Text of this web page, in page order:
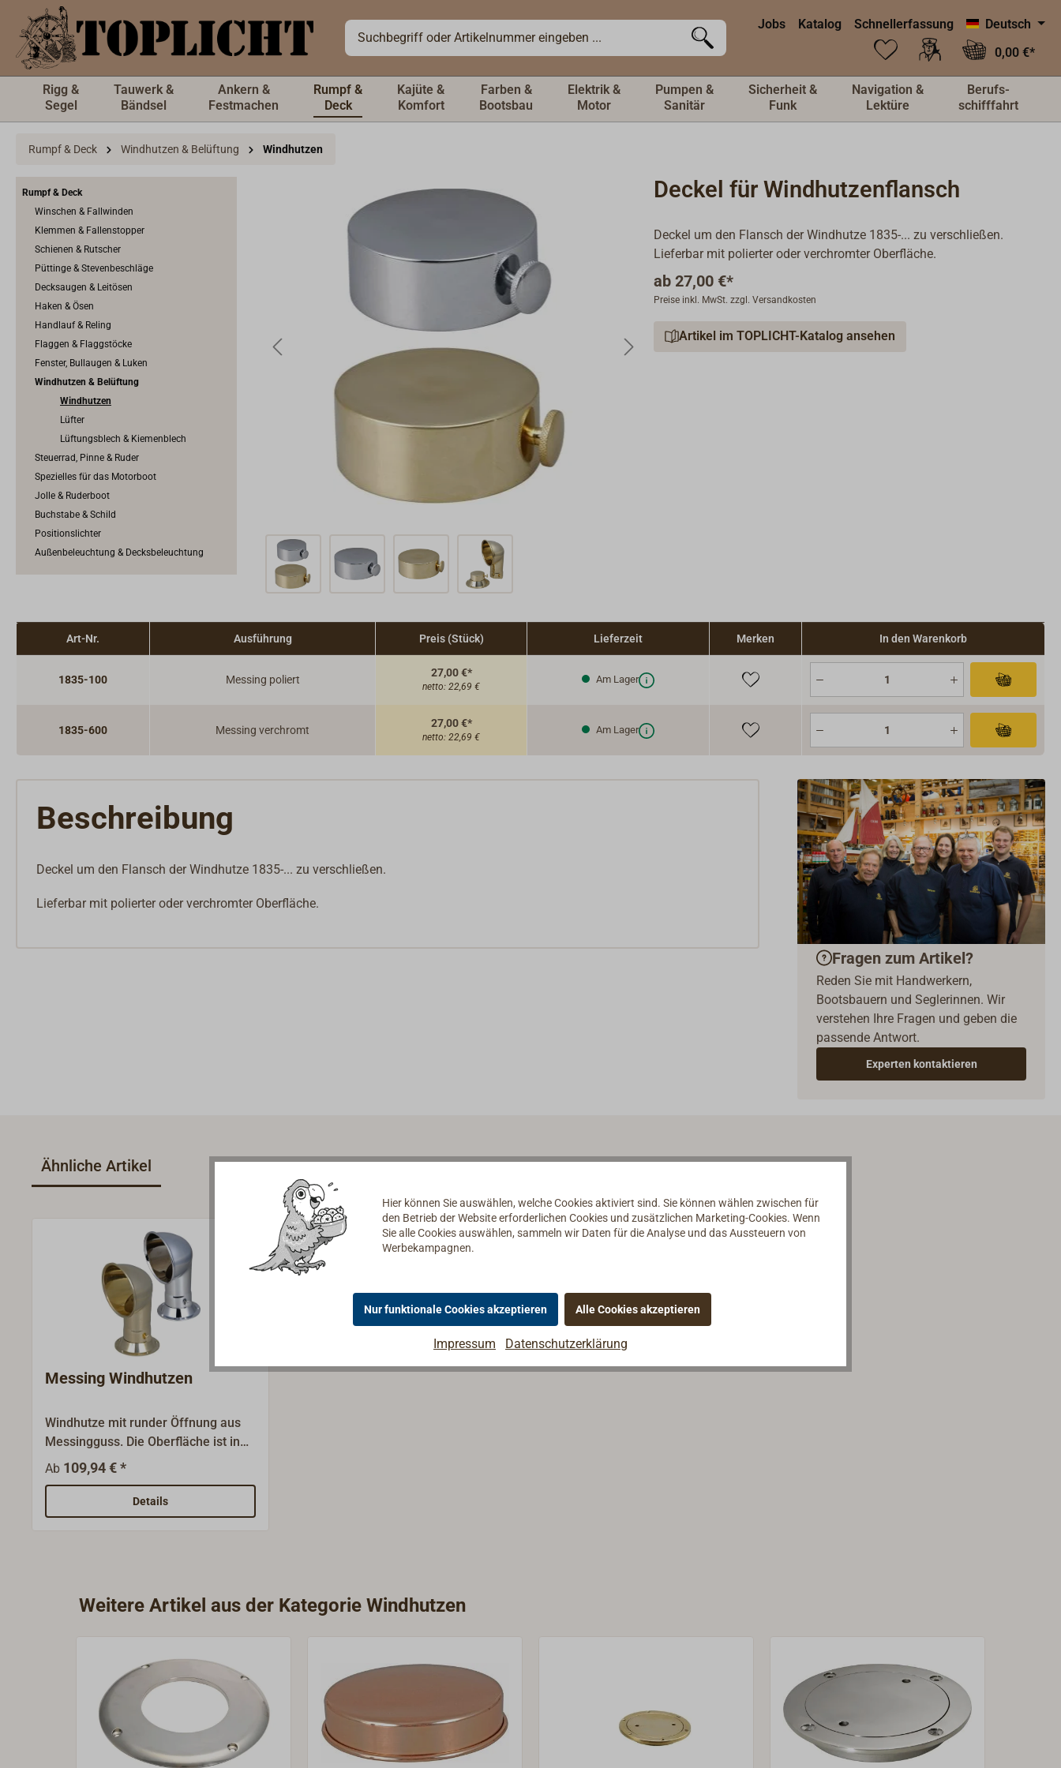
springen Jobs Katalog Schnellerfassung
Deutsch
0,00 €*
Rigg &
Segel
Tauwerk &
Bändsel
Ankern &
Festmachen
Rumpf &
Deck
Kajüte &
Komfort
Farben &
Bootsbau
Elektrik &
Motor
Pumpen &
Sanitär
Sicherheit &
Funk
Navigation &
Lektüre
Berufs-
schifffahrt
Rumpf & Deck Windhutzen & Belüftung Windhutzen
Rumpf & Deck
Winschen & Fallwinden
Klemmen & Fallenstopper
Schienen & Rutscher
Püttinge & Stevenbeschläge
Decksaugen & Leitösen
Haken & Ösen
Handlauf & Reling
Flaggen & Flaggstöcke
Fenster, Bullaugen & Luken
Windhutzen & Belüftung
Windhutzen
Lüfter
Lüftungsblech & Kiemenblech
Steuerrad, Pinne & Ruder
Spezielles für das Motorboot
Jolle & Ruderboot
Buchstabe & Schild
Positionslichter
Außenbeleuchtung & Decksbeleuchtung
Deckel für Windhutzenflansch
Deckel um den Flansch der Windhutze 1835-... zu verschließen.
Lieferbar mit polierter oder verchromter Oberfläche.
ab 27,00 €*
Preise inkl. MwSt. zzgl. Versandkosten
Artikel im TOPLICHT-Katalog ansehen
Art-Nr. Ausführung Preis (Stück) Lieferzeit Merken In den Warenkorb
1835-100 Messing poliert
27,00 €*
netto: 22,69 €
Am Lager
1835-600 Messing verchromt
27,00 €*
netto: 22,69 €
Am Lager
Beschreibung
Deckel um den Flansch der Windhutze 1835-... zu verschließen.
Lieferbar mit polierter oder verchromter Oberfläche.
Fragen zum Artikel?
Reden Sie mit Handwerkern,
Bootsbauern und Seglerinnen. Wir
verstehen Ihre Fragen und geben die
passende Antwort.
Experten kontaktieren
Ähnliche Artikel
Messing Windhutzen
Windhutze mit runder Öffnung aus
Messingguss. Die Oberfläche ist in
Messing poliert oder verchromt
lieferbar.Die Windhutze wird auf den
Decksflansch aufgesetzt und mit
einer Rändelschaube gesichert. Der
Ab 109,94 € *
Details
Weitere Artikel aus der Kategorie Windhutzen
Hier können Sie auswählen, welche Cookies aktiviert sind. Sie können wählen zwischen für
den Betrieb der Website erforderlichen Cookies und zusätzlichen Marketing-Cookies. Wenn
Sie alle Cookies auswählen, sammeln wir Daten für die Analyse und das Aussteuern von
Werbekampagnen.
Nur funktionale Cookies akzeptieren Alle Cookies akzeptieren
Impressum Datenschutzerklärung